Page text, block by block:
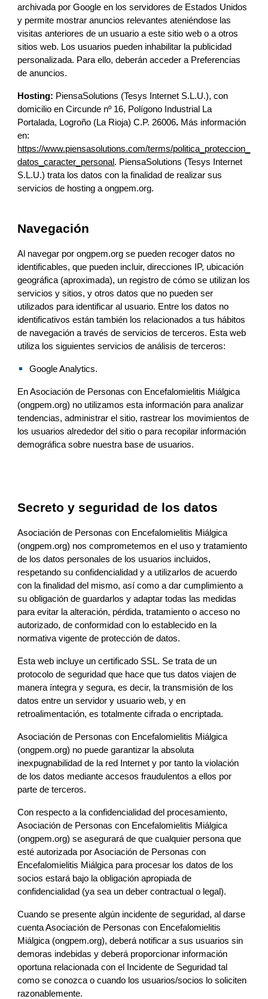
archivada por Google en los servidores de Estados Unidos
y permite mostrar anuncios relevantes ateniéndose las
visitas anteriores de un usuario a este sitio web o a otros
sitios web. Los usuarios pueden inhabilitar la publicidad
personalizada. Para ello, deberán acceder a Preferencias
de anuncios.
Hosting: PiensaSolutions (Tesys Internet S.L.U.), con
domicilio en Circunde nº 16, Polígono Industrial La
Portalada, Logroño (La Rioja) C.P. 26006. Más información
https://www.piensasolutions.com/terms/politica_proteccion_
datos_caracter_personal . PiensaSolutions (Tesys Internet
S.L.U.) trata los datos con la finalidad de realizar sus
servicios de hosting a ongpem.org.
Navegación
Al navegar por ongpem.org se pueden recoger datos no
identificables, que pueden incluir, direcciones IP, ubicación
geográfica (aproximada), un registro de cómo se utilizan los
servicios y sitios, y otros datos que no pueden ser
utilizados para identificar al usuario. Entre los datos no
identificativos están también los relacionados a tus hábitos
de navegación a través de servicios de terceros. Esta web
utiliza los siguientes servicios de análisis de terceros:
Google Analytics.
En Asociación de Personas con Encefalomielitis Miálgica
(ongpem.org) no utilizamos esta información para analizar
tendencias, administrar el sitio, rastrear los movimientos de
los usuarios alrededor del sitio o para recopilar información
demográfica sobre nuestra base de usuarios.
Secreto y seguridad de los datos
Asociación de Personas con Encefalomielitis Miálgica
(ongpem.org) nos comprometemos en el uso y tratamiento
de los datos personales de los usuarios incluidos,
respetando su confidencialidad y a utilizarlos de acuerdo
con la finalidad del mismo, así como a dar cumplimiento a
su obligación de guardarlos y adaptar todas las medidas
para evitar la alteración, pérdida, tratamiento o acceso no
autorizado, de conformidad con lo establecido en la
normativa vigente de protección de datos.
Esta web incluye un certificado SSL. Se trata de un
protocolo de seguridad que hace que tus datos viajen de
manera íntegra y segura, es decir, la transmisión de los
datos entre un servidor y usuario web, y en
retroalimentación, es totalmente cifrada o encriptada.
Asociación de Personas con Encefalomielitis Miálgica
(ongpem.org) no puede garantizar la absoluta
inexpugnabilidad de la red Internet y por tanto la violación
de los datos mediante accesos fraudulentos a ellos por
parte de terceros.
Asociación de Personas con Encefalomielitis Miálgica
(ongpem.org) se asegurará de que cualquier persona que
esté autorizada por Asociación de Personas con
Encefalomielitis Miálgica para procesar los datos de los
socios estará bajo la obligación apropiada de
confidencialidad (ya sea un deber contractual o legal).
Cuando se presente algún incidente de seguridad, al darse
cuenta Asociación de Personas con Encefalomielitis
Miálgica (ongpem.org), deberá notificar a sus usuarios sin
demoras indebidas y deberá proporcionar información
oportuna relacionada con el Incidente de Seguridad tal
como se conozca o cuando los usuarios/socios lo soliciten
razonablemente.